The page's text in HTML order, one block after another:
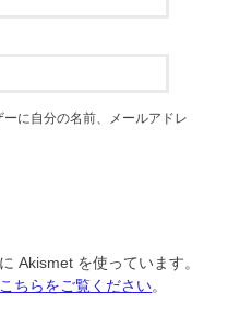
に自分の名前、メールアドレ
Akismet を使っています。
ちらをご覧ください。